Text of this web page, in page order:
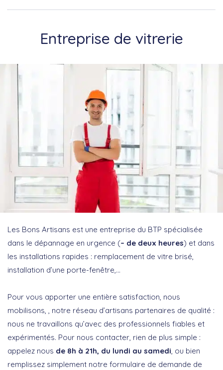
Entreprise de vitrerie
Les Bons Artisans est une entreprise du BTP spécialisée
dans le dépannage en urgence (– de deux heures) et dans
les installations rapides : remplacement de vitre brisé,
installation d’une porte-fenêtre,…
Pour vous apporter une entière satisfaction, nous
mobilisons, , notre réseau d’artisans partenaires de qualité :
nous ne travaillons qu’avec des professionnels fiables et
expérimentés. Pour nous contacter, rien de plus simple :
appelez nous de 8h à 21h, du lundi au samedi, ou bien
remplissez simplement notre formulaire de demande de